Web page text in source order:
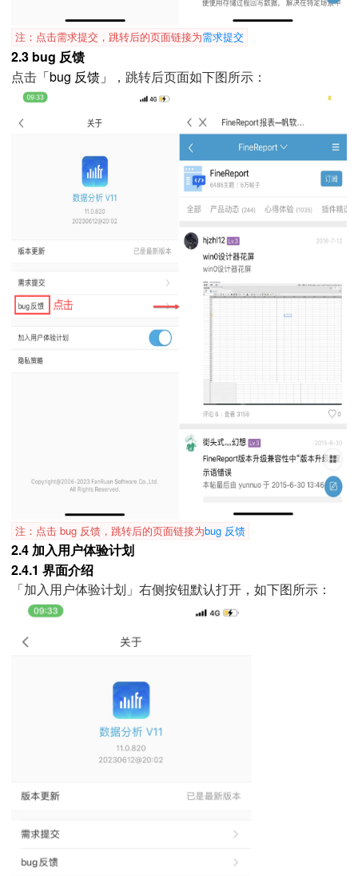
注：点击需求提交，跳转后的页面链接为需求提交
2.3 bug 反馈
点击 「bug 反馈」 ，跳转后页面如下图所示：
注：点击 bug 反馈，跳转后的页面链接为bug 反馈
2.4 加入用户体验计划
2.4.1 界面介绍
「加入用户体验计划」右侧按钮默认打开，如下图所示：